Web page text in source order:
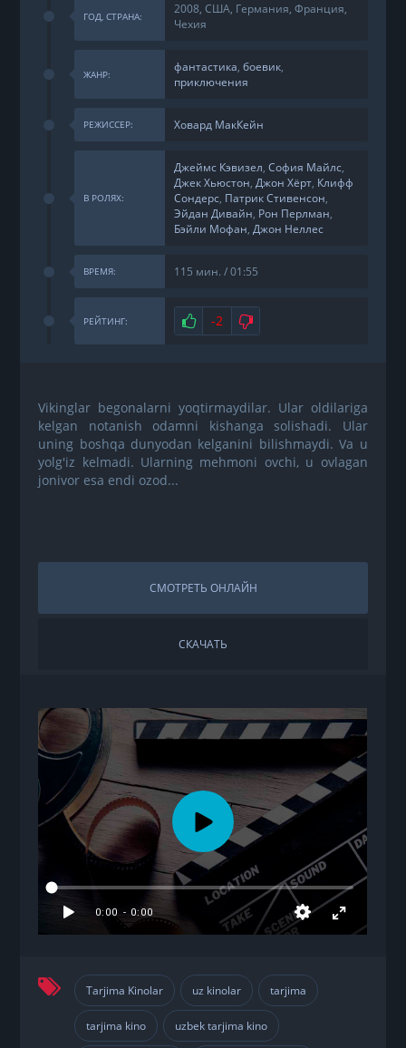
ГОД, СТРАНА:
2008, США, Германия, Франция,
Чехия
ЖАНР: фантастика,боевик,
приключения
РЕЖИССЕР: Ховард МакКейн
В РОЛЯХ:
Джеймс Кэвизел,София Майлс,
Джек Хьюстон,Джон Хёрт, Клифф
Сондерс, Патрик Стивенсон,
Эйдан Дивайн, Рон Перлман,
Бэйли Мофан,Джон Неллес
ВРЕМЯ: 115 мин. / 01:55
РЕЙТИНГ: Нравится
-2 Не нравится
Vikinglar begonalarni yoqtirmaydilar. Ular oldilariga
kelgan notanish odamni kishanga solishadi. Ular
uning boshqa dunyodan kelganini bilishmaydi. Va u
yolg'iz kelmadi. Ularning mehmoni ovchi, u ovlagan
jonivor esa endi ozod...
СМОТРЕТЬ ОНЛАЙН
СКАЧАТЬ
Tarjima Kinolar , uz kinolar , tarjima
tarjima kino , uzbek tarjima kino